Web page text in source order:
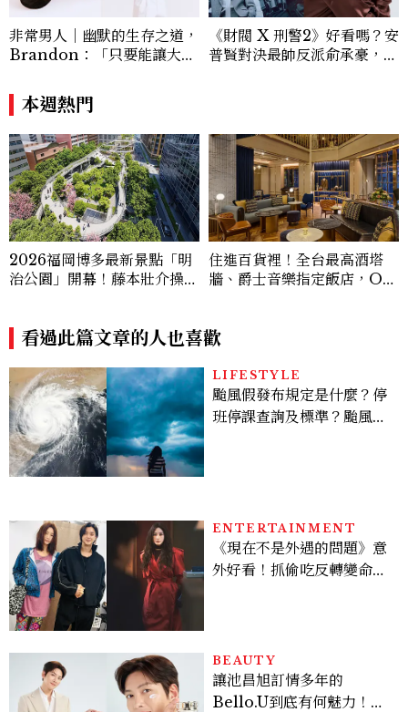
角提供讀者最新話題、兼具風格與實用的高
品質生活旅遊靈感內容。 Contact：ben
ny_yang@mctw.com.tw
非常男人｜幽默的生存之道，
Brandon：「只要能讓大家
讓敵人成為朋友。」
《財閥 X 刑警2》好看嗎？安
普賢對決最帥反派俞承豪，鄭
本週熱門
2026福岡博多最新景點「明
治公園」開幕！藤本壯介操刀
住進百貨裡！全台最高酒塔
牆、爵士音樂指定飯店，OK
看過此篇文章的人也喜歡
LIFESTYLE
颱風假發布規定是什麼？停
班停課查詢及標準？颱風假
ENTERTAINMENT
《現在不是外遇的問題》意
外好看！抓偷吃反轉變命
看點懶人包
BEAUTY
讓池昌旭訂情多年的
Bello.U到底有何魅力！揭